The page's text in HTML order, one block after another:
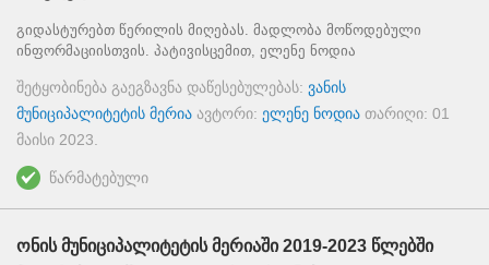
გიდასტურებთ წერილის მიღებას. მადლობა მოწოდებული
ინფორმაციისთვის. პატივისცემით, ელენე ნოდია
შეტყობინება გაეგზავნა დაწესებულებას: ვანის
მუნიციპალიტეტის მერია ავტორი: ელენე ნოდია თარიღი: 01
მაისი 2023.
წარმატებული
ონის მუნიციპალიტეტის მერიაში 2019-2023 წლებში